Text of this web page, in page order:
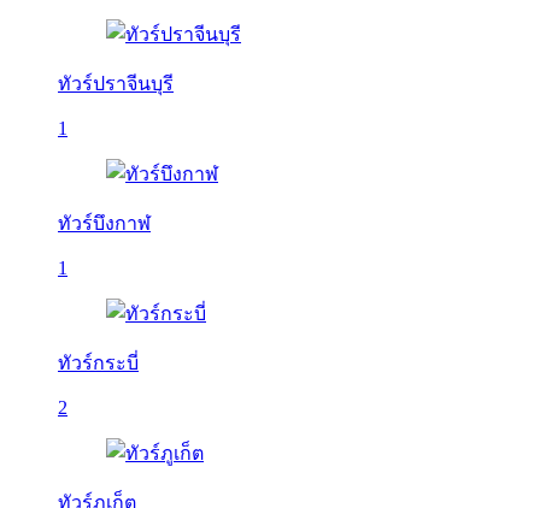
ทัวร์ปราจีนบุรี
1
ทัวร์บึงกาฬ
1
ทัวร์กระบี่
2
ทัวร์ภูเก็ต